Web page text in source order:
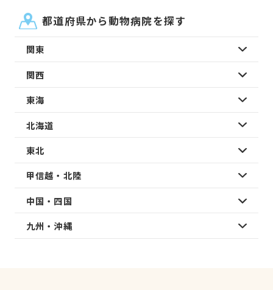
都道府県から動物病院を探す
関東
関西
東海
北海道
東北
甲信越・北陸
中国・四国
九州・沖縄